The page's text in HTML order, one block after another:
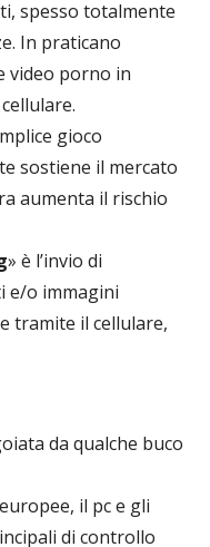
spesso totalmente
In praticano
video porno in
gioco
sostiene il mercato
aumenta il rischio
» è l’invio di
e/o immagini
tramite il cellulare,
da qualche buco
il pc e gli
di controllo